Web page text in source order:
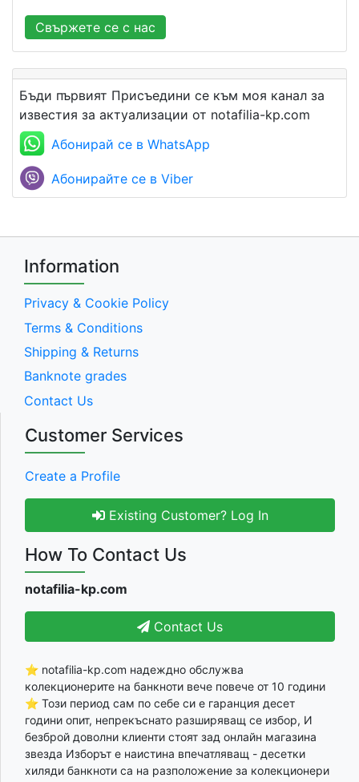
Свържете се с нас
Бъди първият Присъедини се към моя канал за
известия за актуализации от notafilia-kp.com
Абонирай се в WhatsApp
Абонирайте се в Viber
Information
Privacy & Cookie Policy
Terms & Conditions
Shipping & Returns
Banknote grades
Contact Us
Customer Services
Create a Profile
Existing Customer? Log In
How To Contact Us
notafilia-kp.com
Contact Us
⭐ notafilia-kp.com надеждно обслужва
колекционерите на банкноти вече повече от 10 години
⭐ Този период сам по себе си е гаранция десет
години опит, непрекъснато разширяващ се избор, И
безброй доволни клиенти стоят зад онлайн магазина
звезда Изборът е наистина впечатляващ - десетки
хиляди банкноти са на разположение за колекционери